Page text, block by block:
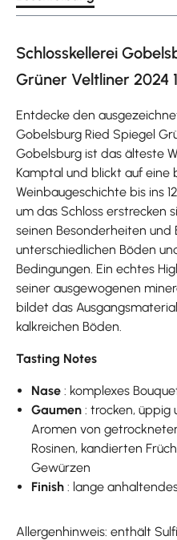
Schlosskellerei
Grüner Veltliner 2024
Entdecke den
Gobelsburg Ried Spiegel
Gobelsburg ist das älteste
Kamptal und blickt auf eine
Weinbaugeschichte bis ins
um das Schloss erstrecken
seinen Besonderheiten
unterschiedlichen Böden
Bedingungen. Ein echtes
seiner ausgewogenen
bildet das
kalkreichen Böden.
Tasting Notes
Nase: komplexes
Gaumen: trocken, üppig
Aromen von
Rosinen, kandierten
Gewürzen
Finish: lange
Allergenhinweis: enthält